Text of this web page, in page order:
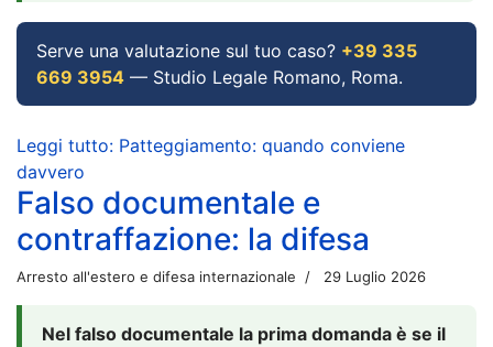
Serve una valutazione sul tuo caso? +39 335
669 3954 — Studio Legale Romano, Roma.
Leggi tutto: Patteggiamento: quando conviene
davvero
Falso documentale e
contraffazione: la difesa
Arresto all'estero e difesa internazionale 29 Luglio 2026
Nel falso documentale la prima domanda è se il